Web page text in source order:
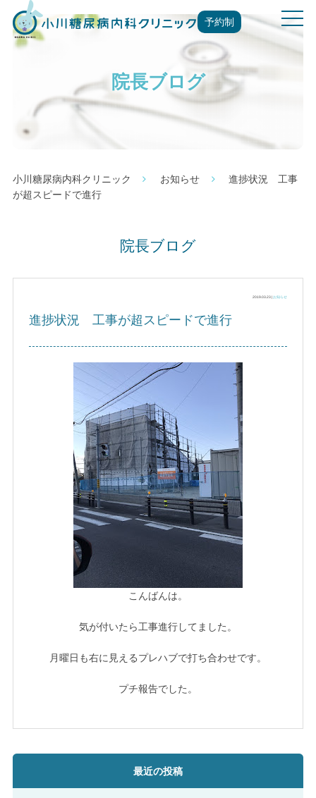
予約制
t
o
g
g
院長ブログ
小川糖尿病内科クリニック お知らせ
進捗状況 工事
が超スピードで進行
院長ブログ
2019.03.23 |お知らせ
進捗状況 工事が超スピードで進行
こんばんは。
気が付いたら工事進行してました。
月曜日も右に見えるプレハブで打ち合わせです。
プチ報告でした。
最近の投稿